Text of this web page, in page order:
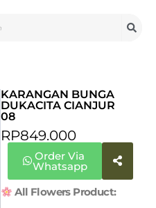
KARANGAN BUNGA
DUKACITA CIANJUR
08
RP849.000
Order Via
Whatsapp
All Flowers Product: